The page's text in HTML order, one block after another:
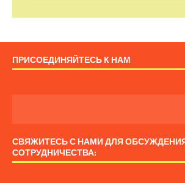
ПРИСОЕДИНЯЙТЕСЬ К НАМ
СВЯЖИТЕСЬ С НАМИ ДЛЯ
СОТРУДНИЧЕСТВА: